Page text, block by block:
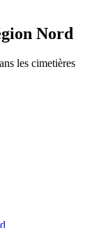
Nord
les cimetières